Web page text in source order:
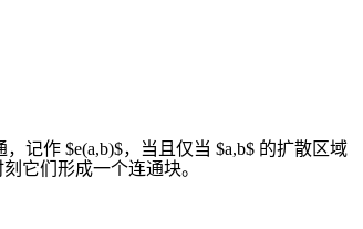
记作 $e(a,b)$，当且仅当 $a,b$ 的扩散区域
它们形成一个连通块。